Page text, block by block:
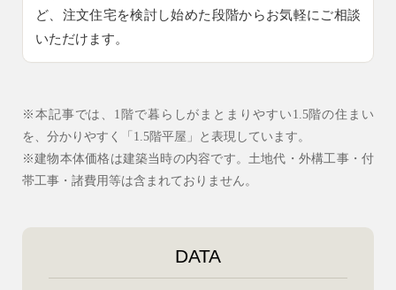
ど、注文住宅を検討し始めた段階からお気軽にご相談
いただけます。
※本記事では、1階で暮らしがまとまりやすい1.5階の住まい
を、分かりやすく「1.5階平屋」と表現しています。
※建物本体価格は建築当時の内容です。土地代・外構工事・付
帯工事・諸費用等は含まれておりません。
DATA